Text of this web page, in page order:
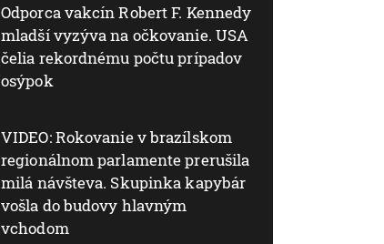
Odporca vakcín Robert F. Kennedy
mladší vyzýva na očkovanie. USA
čelia rekordnému počtu prípadov
osýpok
VIDEO: Rokovanie v brazílskom
regionálnom parlamente prerušila
milá návšteva. Skupinka kapybár
vošla do budovy hlavným
vchodom